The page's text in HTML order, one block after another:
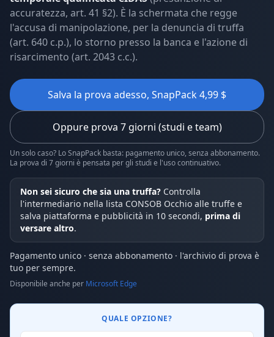
accuratezza, art. 41 §2). È la schermata che regge
l'accusa di manipolazione, per la denuncia di truffa
(art. 640 c.p.), lo storno presso la banca e l'azione di
risarcimento (art. 2043 c.c.).
Salva la prova adesso, SnapPack 4,99 $
Oppure prova 7 giorni (studi e team)
Un solo caso? Lo SnapPack basta: pagamento unico, senza abbonamento.
La prova di 7 giorni è pensata per gli studi e l'uso continuativo.
Non sei sicuro che sia una truffa? Controlla
l'intermediario nella lista CONSOB Occhio alle truffe e
salva piattaforma e pubblicità in 10 secondi, prima di
versare altro.
Pagamento unico · senza abbonamento · l'archivio di prova è
tuo per sempre.
Disponibile anche per Microsoft Edge
QUALE OPZIONE?